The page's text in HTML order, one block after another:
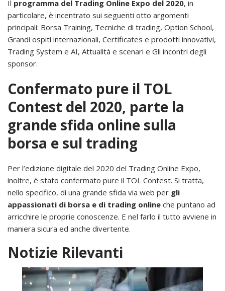
Il programma del Trading Online Expo del 2020, in
particolare, è incentrato sui seguenti otto argomenti
principali: Borsa Training, Tecniche di trading, Option School,
Grandi ospiti internazionali, Certificates e prodotti innovativi,
Trading System e AI, Attualità e scenari e Gli incontri degli
sponsor.
Confermato pure il TOL
Contest del 2020, parte la
grande sfida online sulla
borsa e sul trading
Per l’edizione digitale del 2020 del Trading Online Expo,
inoltre, è stato confermato pure il TOL Contest. Si tratta,
nello specifico, di una grande sfida via web per gli
appassionati di borsa e di trading online che puntano ad
arricchire le proprie conoscenze. E nel farlo il tutto avviene in
maniera sicura ed anche divertente.
Notizie Rilevanti